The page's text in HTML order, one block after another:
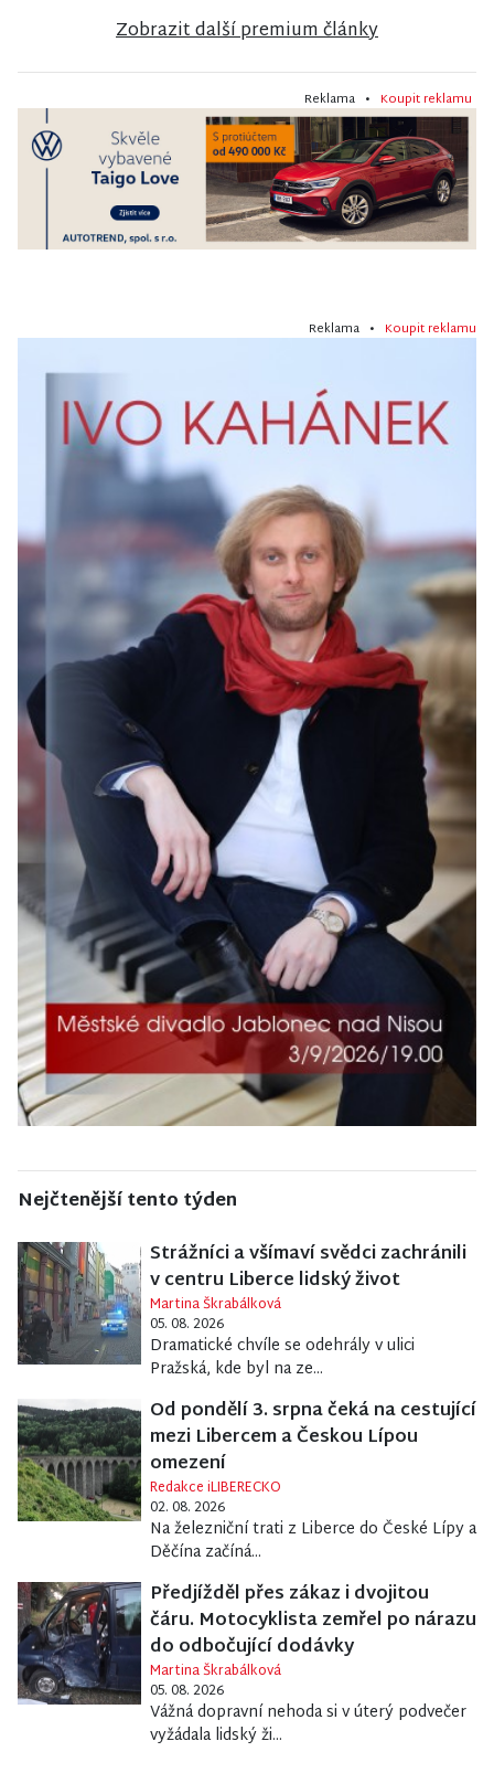
Zobrazit další premium články
Reklama • Koupit reklamu
Reklama • Koupit reklamu
Nejčtenější tento týden
Strážníci a všímaví svědci zachránili
v centru Liberce lidský život
Martina Škrabálková
05. 08. 2026
Dramatické chvíle se odehrály v ulici
Pražská, kde byl na ze...
Od pondělí 3. srpna čeká na cestující
mezi Libercem a Českou Lípou
omezení
Redakce iLIBERECKO
02. 08. 2026
Na železniční trati z Liberce do České Lípy a
Děčína začíná...
Předjížděl přes zákaz i dvojitou
čáru. Motocyklista zemřel po nárazu
do odbočující dodávky
Martina Škrabálková
05. 08. 2026
Vážná dopravní nehoda si v úterý podvečer
vyžádala lidský ži...